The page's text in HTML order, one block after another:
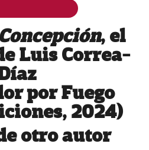
, el
Luis Correa-
por Fuego
2024)
otro autor